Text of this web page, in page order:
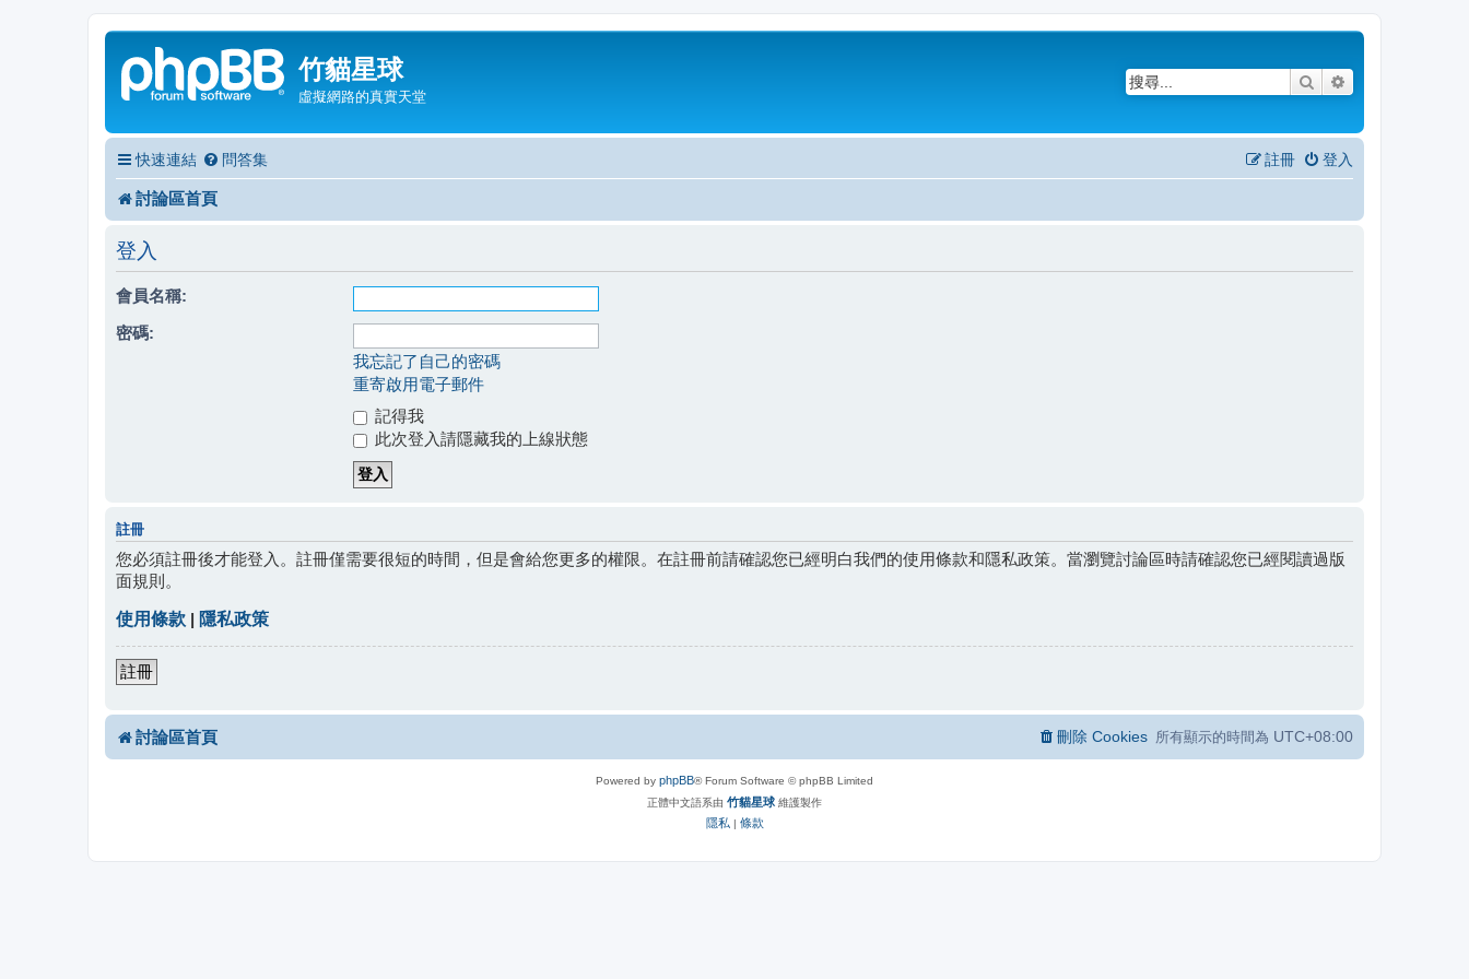
竹貓星球
虛擬網路的真實天堂
搜尋
快速連結 問答集 登入
註冊
討論區首頁
登入
會員名稱:
密碼:
我忘記了自己的密碼
重寄啟用電子郵件
記得我
此次登入請隱藏我的上線狀態
註冊
您必須註冊後才能登入。註冊僅需要很短的時間，但是會給您更多的權限。在註冊前請確認您已經明白我們的使用條款和隱私政策。當瀏覽討論區時請確認您已經閱讀過版
面規則。
使用條款 | 隱私政策
註冊
討論區首頁 所有顯示的時間為 UTC+08:00
刪除 Cookies
Powered by phpBB® Forum Software © phpBB Limited
正體中文語系由 竹貓星球 維護製作
隱私 | 條款